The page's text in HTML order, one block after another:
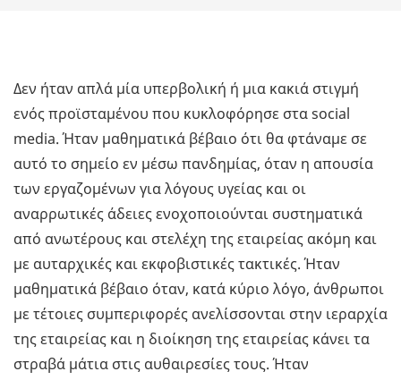
Δεν ήταν απλά μία υπερβολική ή μια κακιά στιγμή
ενός προϊσταμένου που κυκλοφόρησε στα social
media. Ήταν μαθηματικά βέβαιο ότι θα φτάναμε σε
αυτό το σημείο εν μέσω πανδημίας, όταν η απουσία
των εργαζομένων για λόγους υγείας και οι
αναρρωτικές άδειες ενοχοποιούνται συστηματικά
από ανωτέρους και στελέχη της εταιρείας ακόμη και
με αυταρχικές και εκφοβιστικές τακτικές. Ήταν
μαθηματικά βέβαιο όταν, κατά κύριο λόγο, άνθρωποι
με τέτοιες συμπεριφορές ανελίσσονται στην ιεραρχία
της εταιρείας και η διοίκηση της εταιρείας κάνει τα
στραβά μάτια στις αυθαιρεσίες τους. Ήταν